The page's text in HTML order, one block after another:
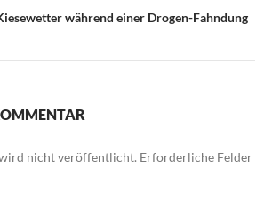
während einer Drogen-Fahndung
nicht veröffentlicht. Erforderliche Felder